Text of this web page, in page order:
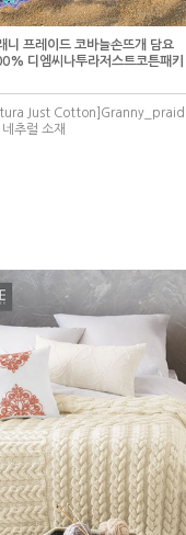
니 프레이드 코바늘손뜨개 담요
디엠씨나투라저스트코튼패키
Just Cotton]Granny_praid
추럴 소재